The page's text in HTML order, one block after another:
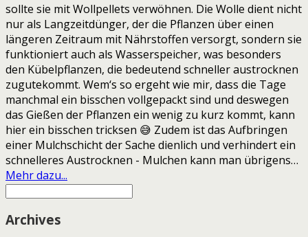
sollte sie mit Wollpellets verwöhnen. Die Wolle dient nicht
nur als Langzeitdünger, der die Pflanzen über einen
längeren Zeitraum mit Nährstoffen versorgt, sondern sie
funktioniert auch als Wasserspeicher, was besonders
den Kübelpflanzen, die bedeutend schneller austrocknen
zugutekommt. Wem‘s so ergeht wie mir, dass die Tage
manchmal ein bisschen vollgepackt sind und deswegen
das Gießen der Pflanzen ein wenig zu kurz kommt, kann
hier ein bisschen tricksen 😅 Zudem ist das Aufbringen
einer Mulchschicht der Sache dienlich und verhindert ein
schnelleres Austrocknen - Mulchen kann man übrigens…
Mehr dazu...
Archives